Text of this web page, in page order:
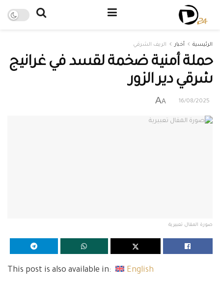
الرئيسية أخبار الريف الشرقي
حملة أمنية ضخمة لقسد في غرانيج
شرقي دير الزور
16/08/2025
A
A
صورة المقال تعبيرية
This post is also available in: English